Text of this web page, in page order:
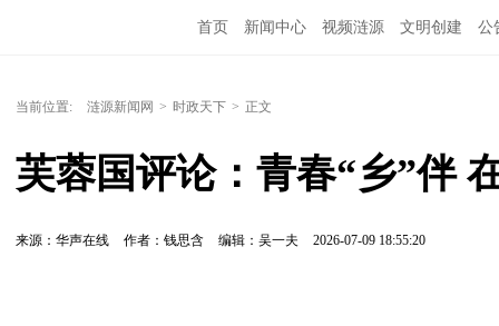
首页 新闻中心 视频涟源 文明创建 公
当前位置: 涟源新闻网 > 时政天下 > 正文
芙蓉国评论：青春“乡”伴
来源：华声在线 作者：​​钱思含 编辑：吴一夫 2026-07-09 18:55:20